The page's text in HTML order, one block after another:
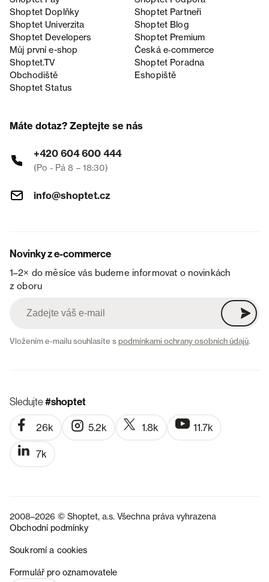
Shoptet Doplňky
Shoptet Partneři
Shoptet Univerzita
Shoptet Blog
Shoptet Developers
Shoptet Premium
Můj první e-shop
Česká e‑commerce
Shoptet.TV
Shoptet Poradna
Obchodiště
Eshopiště
Shoptet Status
Máte dotaz? Zeptejte se nás
+420 604 600 444
(Po - Pá 8 – 18:30)
info@shoptet.cz
Novinky z e-commerce
1–2× do měsíce vás budeme informovat o novinkách
z oboru
Vložením e-mailu souhlasíte spodmínkami ochrany osobních údajů.
Sledujte#shoptet
26k 5.2k 1.8k 11.7k
7k
2008–2026 © Shoptet, a.s. Všechna práva vyhrazena
Obchodní podmínky
Soukromí a cookies
Formulář pro oznamovatele